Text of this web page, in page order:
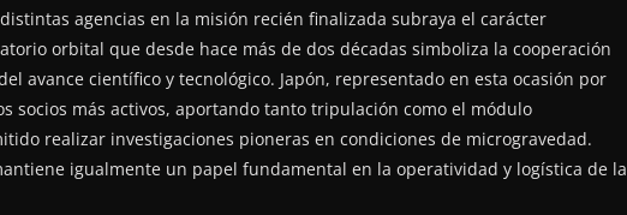
agencias en la misión recién finalizada subraya el carácter
orbital que desde hace más de dos décadas simboliza la cooperación
avance científico y tecnológico. Japón, representado en esta ocasión por
socios más activos, aportando tanto tripulación como el módulo
realizar investigaciones pioneras en condiciones de microgravedad.
igualmente un papel fundamental en la operatividad y logística de la